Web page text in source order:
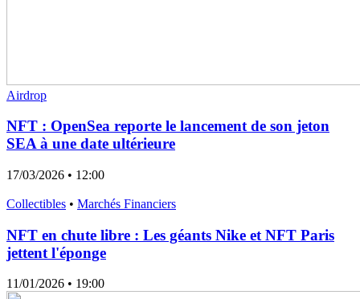
Airdrop
NFT : OpenSea reporte le lancement de son jeton
SEA à une date ultérieure
17/03/2026 • 12:00
Collectibles • Marchés Financiers
NFT en chute libre : Les géants Nike et NFT Paris
jettent l'éponge
11/01/2026 • 19:00